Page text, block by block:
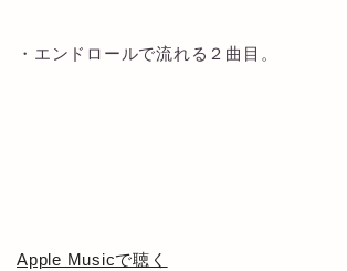
・エンドロールで流れる２曲目。
Apple Musicで聴く